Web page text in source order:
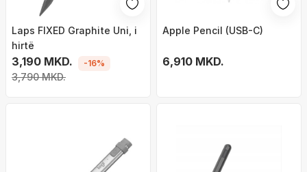
Laps FIXED Graphite Uni, i
hirtë
3,190 MKD.
3,790 MKD.
-16%
Apple Pencil (USB-C)
6,910 MKD.